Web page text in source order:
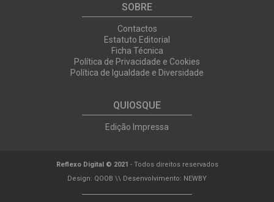
SOBRE
Contactos
Estatuto Editorial
Ficha Técnica
Política de Privacidade e Cookies
Política de Igualdade e Diversidade
QUIOSQUE
Edição Impressa
Reflexo Digital © 2021 - Todos direitos reservados
Design: QOOB \\ Desenvolvimento: NEWBY